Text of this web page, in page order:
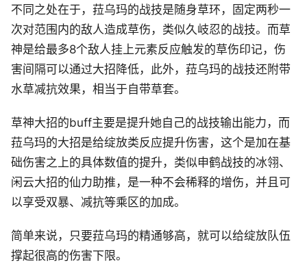
不同之处在于，菈乌玛的战技是随身草环，固定两秒一
次对范围内的敌人造成草伤，类似久岐忍的战技。而草
神是给最多8个敌人挂上元素反应触发的草伤印记，伤
害间隔可以通过大招降低，此外，菈乌玛的战技还附带
水草减抗效果，相当于自带草套。
草神大招的buff主要是提升她自己的战技输出能力，而
菈乌玛的大招是给绽放类反应提升伤害，这个是加在基
础伤害之上的具体数值的提升，类似申鹤战技的冰翎、
闲云大招的仙力助推，是一种不会稀释的增伤，并且可
以享受双暴、减抗等乘区的加成。
简单来说，只要菈乌玛的精通够高，就可以给绽放队伍
撑起很高的伤害下限。